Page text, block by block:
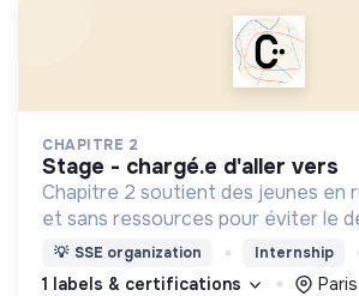
CHAPITRE 2
stage - chargé.e d'aller vers
Chapitre 2 soutient des jeunes en
et sans ressources pour éviter le
parcours d'insertion et le
l'exclusion.
💡 SSE organization Internship
1 labels & certifications